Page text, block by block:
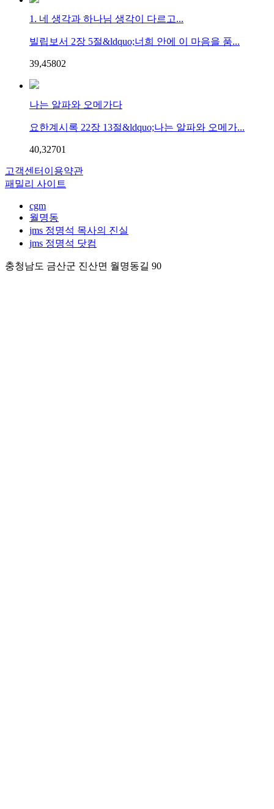
1. 네 생각과 하나님 생각이 다르고...
빌립보서 2장 5절&ldquo;너희 안에 이 마음을 품...
39,45802
나는 알파와 오메가다
요한계시록 22장 13절&ldquo;나는 알파와 오메가...
40,32701
고객센터 이용약관
패밀리 사이트
cgm
월명동
jms 정명석 목사의 진실
jms 정명석 닷컴
충청남도 금산군 진산면 월명동길 90